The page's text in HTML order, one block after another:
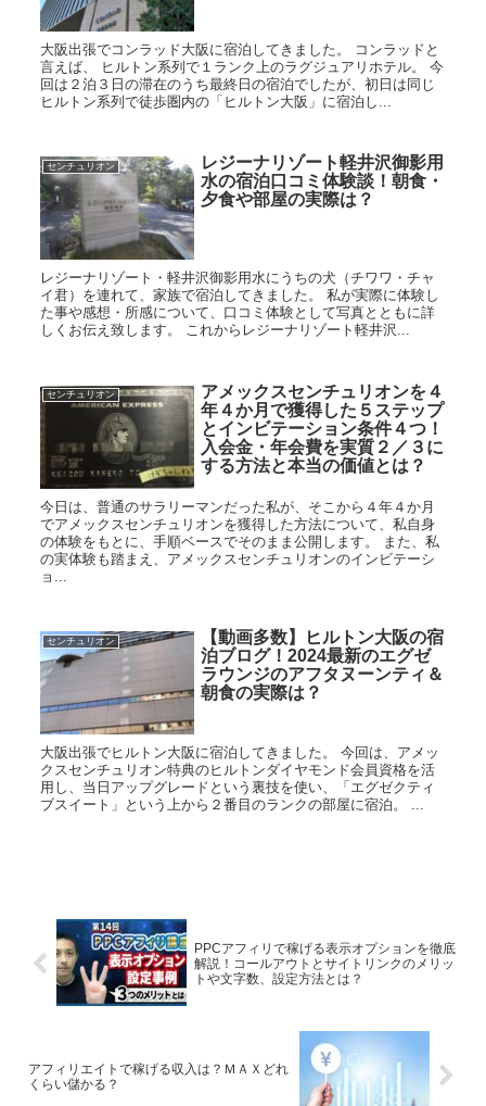
大阪出張でコンラッド大阪に宿泊してきました。 コンラッドと
言えば、 ヒルトン系列で１ランク上のラグジュアリホテル。 今
回は２泊３日の滞在のうち最終日の宿泊でしたが、初日は同じ
ヒルトン系列で徒歩圏内の「ヒルトン大阪」に宿泊し...
センチュリオン
レジーナリゾート軽井沢御影用
水の宿泊口コミ体験談！朝食・
夕食や部屋の実際は？
レジーナリゾート・軽井沢御影用水にうちの犬（チワワ・チャ
イ君）を連れて、家族で宿泊してきました。 私が実際に体験し
た事や感想・所感について、口コミ体験として写真とともに詳
しくお伝え致します。 これからレジーナリゾート軽井沢...
センチュリオン
アメックスセンチュリオンを４
年４か月で獲得した５ステップ
とインビテーション条件４つ！
入会金・年会費を実質２／３に
する方法と本当の価値とは？
今日は、普通のサラリーマンだった私が、そこから４年４か月
でアメックスセンチュリオンを獲得した方法について、私自身
の体験をもとに、手順ベースでそのまま公開します。 また、私
の実体験も踏まえ、アメックスセンチュリオンのインビテーシ
ョ...
センチュリオン
【動画多数】ヒルトン大阪の宿
泊ブログ！2024最新のエグゼ
ラウンジのアフタヌーンティ＆
朝食の実際は？
大阪出張でヒルトン大阪に宿泊してきました。 今回は、アメッ
クスセンチュリオン特典のヒルトンダイヤモンド会員資格を活
用し、当日アップグレードという裏技を使い、「エグゼクティ
ブスイート」という上から２番目のランクの部屋に宿泊。 ...
PPCアフィリで稼げる表示オプションを徹底
解説！コールアウトとサイトリンクのメリッ
トや文字数、設定方法とは？
アフィリエイトで稼げる収入は？ＭＡＸどれ
くらい儲かる？